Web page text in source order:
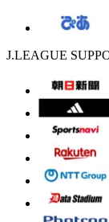
J.LEAGUE